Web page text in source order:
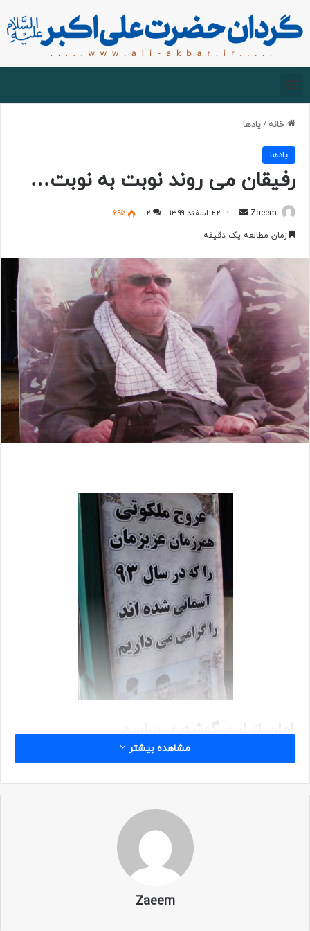
خانه /یادها
یادها
رفیقان می روند نوبت به نوبت…
Zaeem ۲۲ اسفند ۱۳۹۹ ۲
۶۹۵
زمان مطالعه یک دقیقه
امان از این گوشه ی مراسم…
گوشه ای که جای خالی یاران عزیزمان را فریاد می زند…
همه ساله دوستان و همرزمانی از این جمع نورانی رخت برمی
عزیزانی که در مدت حیاتشان هر سال در مراسم گردان شرکت می
مشاهده بیشتر
Zaeem